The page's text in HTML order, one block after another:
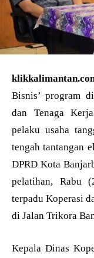
Bisnis’ program
dan Tenaga
pelaku usaha
tengah tantangan
DPRD Kota
pelatihan, Rabu
terpadu Koperasi
di Jalan Trikora
Kepala Dinas